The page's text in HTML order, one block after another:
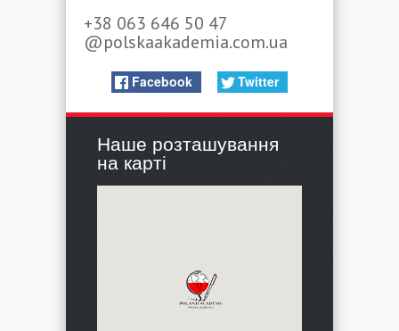
+38 063 646 50 47
@polskaakademia.com.ua
Facebook Twitter
Наше розташування
на карті